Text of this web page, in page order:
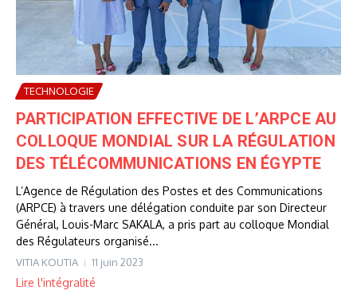
TECHNOLOGIE
PARTICIPATION EFFECTIVE DE L’ARPCE AU
COLLOQUE MONDIAL SUR LA RÉGULATION
DES TÉLÉCOMMUNICATIONS EN ÉGYPTE
L’Agence de Régulation des Postes et des Communications
(ARPCE) à travers une délégation conduite par son Directeur
Général, Louis-Marc SAKALA, a pris part au colloque Mondial
des Régulateurs organisé...
VITIA KOUTIA 11 juin 2023
Lire l'intégralité